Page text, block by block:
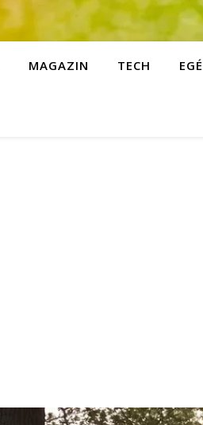
MAGAZIN TECH